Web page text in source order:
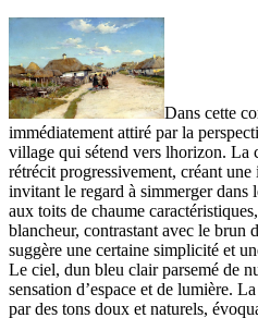
Dans cette
immédiatement attiré par la
village qui sétend vers lhorizon. La
rétrécit progressivement, créant
invitant le regard à simmerger dans
aux toits de chaume
blancheur, contrastant avec le brun
suggère une certaine simplicité et
Le ciel, dun bleu clair parsemé de
sensation d’espace et de lumière.
par des tons doux et naturels,